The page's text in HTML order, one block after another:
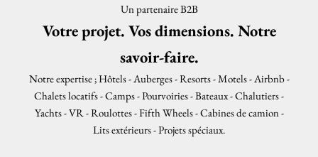
Un partenaire B2B
Votre projet. Vos dimensions. Notre
savoir-faire.
Notre expertise ; Hôtels - Auberges - Resorts - Motels - Airbnb -
Chalets locatifs - Camps - Pourvoiries - Bateaux - Chalutiers -
Yachts - VR - Roulottes - Fifth Wheels - Cabines de camion -
Lits extérieurs - Projets spéciaux.